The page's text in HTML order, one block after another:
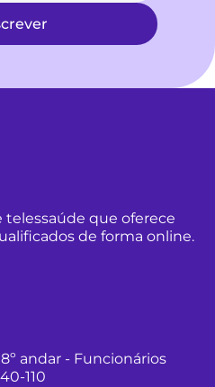
telessaúde que oferece
de forma online.
andar - Funcionários
110